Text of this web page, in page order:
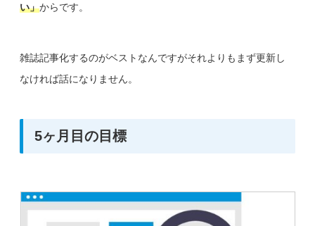
い」からです。
雑誌記事化するのがベストなんですがそれよりもまず更新し
なければ話になりません。
5ヶ月目の目標